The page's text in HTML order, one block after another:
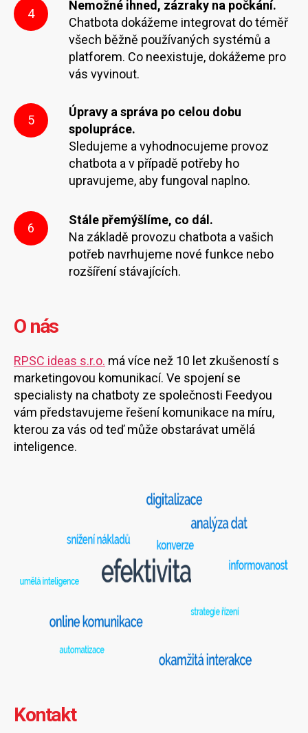
4
Nemožné ihned, zázraky na počkání.
Chatbota dokážeme integrovat do téměř
všech běžně používaných systémů a
platforem. Co neexistuje, dokážeme pro
vás vyvinout.
5
Úpravy a správa po celou dobu
spolupráce.
Sledujeme a vyhodnocujeme provoz
chatbota a v případě potřeby ho
upravujeme, aby fungoval naplno.
6
Stále přemýšlíme, co dál.
Na základě provozu chatbota a vašich
potřeb navrhujeme nové funkce nebo
rozšíření stávajících.
O nás
RPSC ideas s.r.o. má více než 10 let zkušeností s
marketingovou komunikací. Ve spojení se
specialisty na chatboty ze společnosti Feedyou
vám představujeme řešení komunikace na míru,
kterou za vás od teď může obstarávat umělá
inteligence.
Kontakt